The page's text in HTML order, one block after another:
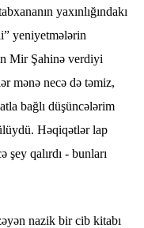
yaxınlığındakı
yeniyetmələrin
Mir Şahinə verdiyi
mənə necə də təmiz,
bağlı düşüncələrim
Həqiqətlər lap
qalırdı - bunları
nazik bir cib kitabı